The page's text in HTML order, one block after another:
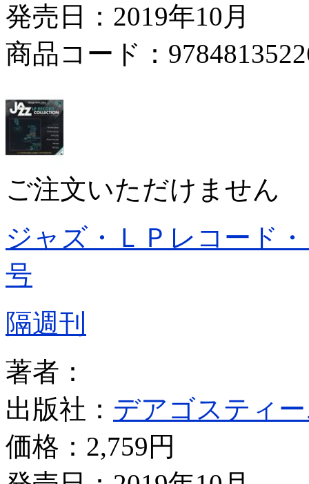
発売日：2019年10月
商品コード：
ご注文いただけません
ジャズ・ＬＰレコード
号
隔週刊
著者：
出版社： デアゴスティ
価格： 2,759円